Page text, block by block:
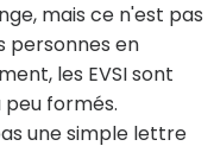
mais ce n'est pas
personnes en
les EVSI sont
formés.
une simple lettre